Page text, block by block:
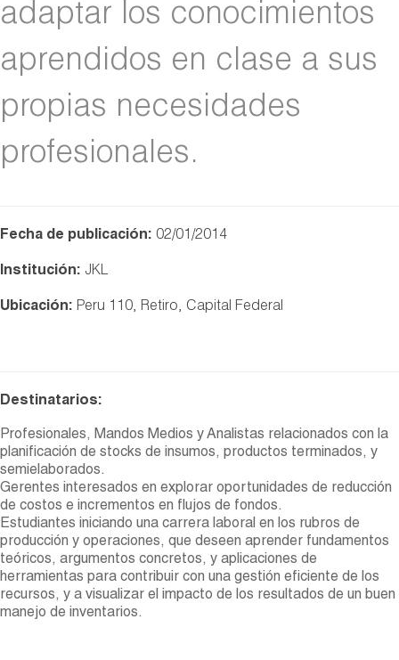
adaptar los conocimientos
aprendidos en clase a sus
propias necesidades
profesionales.
Fecha de publicación: 02/01/2014
Institución: JKL
Ubicación: Peru 110, Retiro, Capital Federal
Destinatarios:
Profesionales, Mandos Medios y Analistas relacionados con la
planificación de stocks de insumos, productos terminados, y
semielaborados.
Gerentes interesados en explorar oportunidades de reducción
de costos e incrementos en flujos de fondos.
Estudiantes iniciando una carrera laboral en los rubros de
producción y operaciones, que deseen aprender fundamentos
teóricos, argumentos concretos, y aplicaciones de
herramientas para contribuir con una gestión eficiente de los
recursos, y a visualizar el impacto de los resultados de un buen
manejo de inventarios.